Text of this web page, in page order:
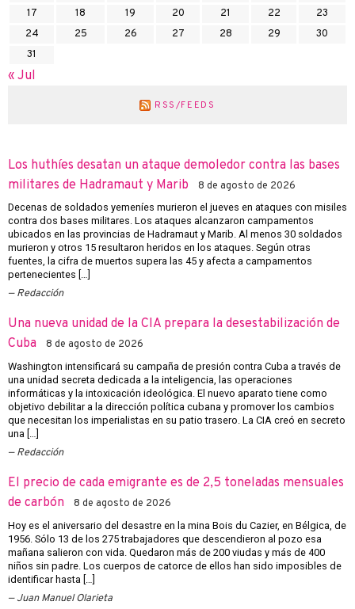
17
18 19 20 21 22
23
24
25 26 27 28 29
30
31
« Jul
RSS/FEEDS
Los huthíes desatan un ataque demoledor contra las bases
militares de Hadramaut y Marib
8 de agosto de 2026
Decenas de soldados yemeníes murieron el jueves en ataques con misiles
contra dos bases militares. Los ataques alcanzaron campamentos
ubicados en las provincias de Hadramaut y Marib. Al menos 30 soldados
murieron y otros 15 resultaron heridos en los ataques. Según otras
fuentes, la cifra de muertos supera las 45 y afecta a campamentos
pertenecientes […]
Redacción
Una nueva unidad de la CIA prepara la desestabilización de
Cuba
8 de agosto de 2026
Washington intensificará su campaña de presión contra Cuba a través de
una unidad secreta dedicada a la inteligencia, las operaciones
informáticas y la intoxicación ideológica. El nuevo aparato tiene como
objetivo debilitar a la dirección política cubana y promover los cambios
que necesitan los imperialistas en su patio trasero. La CIA creó en secreto
una […]
Redacción
El precio de cada emigrante es de 2,5 toneladas mensuales
de carbón
8 de agosto de 2026
Hoy es el aniversario del desastre en la mina Bois du Cazier, en Bélgica, de
1956. Sólo 13 de los 275 trabajadores que descendieron al pozo esa
mañana salieron con vida. Quedaron más de 200 viudas y más de 400
niños sin padre. Los cuerpos de catorce de ellos han sido imposibles de
identificar hasta […]
Juan Manuel Olarieta